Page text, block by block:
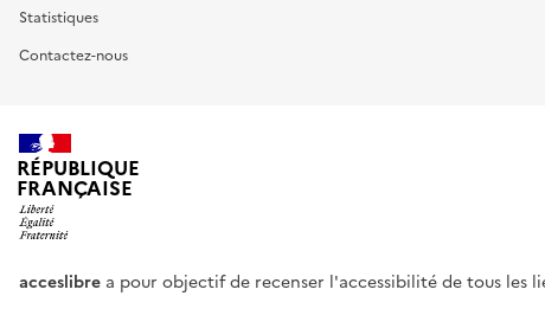
Statistiques
Contactez-nous
RÉPUBLIQUE
FRANÇAISE
acceslibre a pour objectif de recenser l'accessibilité de tous les